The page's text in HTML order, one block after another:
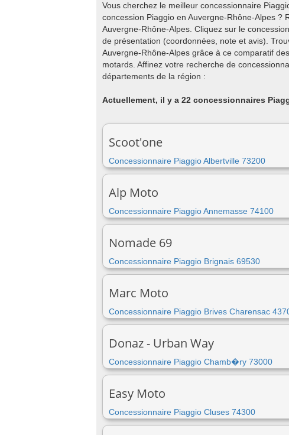
Vous cherchez le meilleur concessionnaire
concession Piaggio en Auvergne-Rhône-Alpes ?
Auvergne-Rhône-Alpes. Cliquez sur le
de présentation (coordonnées, note et avis).
Auvergne-Rhône-Alpes grâce à ce comparatif
motards. Affinez votre recherche de
départements de la région :
Actuellement, il y a 22 concessionnaires
Scoot'one
Concessionnaire Piaggio Albertville 73200
Alp Moto
Concessionnaire Piaggio Annemasse 74100
Nomade 69
Concessionnaire Piaggio Brignais 69530
Marc Moto
Concessionnaire Piaggio Brives Charensac
Donaz - Urban Way
Concessionnaire Piaggio Chamb�ry 73000
Easy Moto
Concessionnaire Piaggio Cluses 74300